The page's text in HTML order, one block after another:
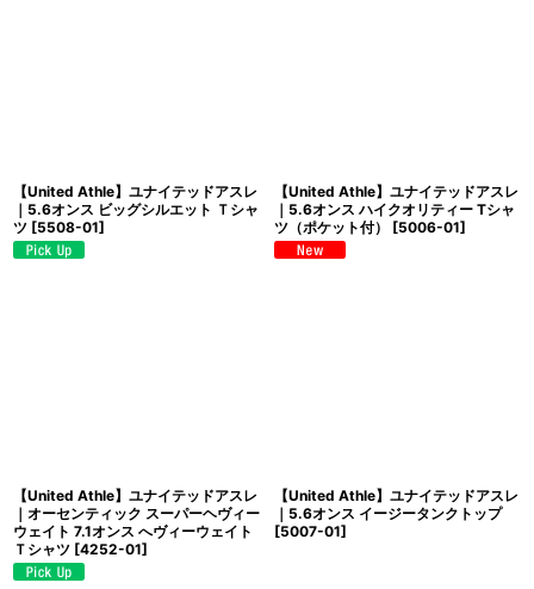
【United Athle】ユナイテッドアスレ
｜5.6オンス ビッグシルエット Ｔシャ
ツ [5508-01]
【United Athle】ユナイテッドアスレ
｜5.6オンス ハイクオリティー Tシャ
ツ（ポケット付）
[5006-01]
【United Athle】ユナイテッドアスレ
｜オーセンティック スーパーヘヴィー
ウェイト 7.1オンス へヴィーウェイト
Ｔシャツ [4252-01]
【United Athle】ユナイテッドアスレ
｜5.6オンス イージータンクトップ
[5007-01]